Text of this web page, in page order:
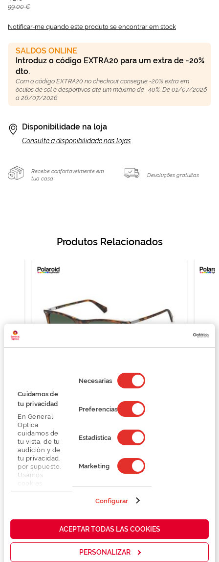
Cuidamos de
tu privacidad
En General
Optica
cuidamos de
tu vista, de tu
audición y de
tu privacidad,
por supuesto.
Usamos
propias y de
cómo mejorar
servicios y
de
consentimiento
Necesarias
Preferencias
Estadística
Marketing
Configurar
ACEPTAR TODAS LAS COOKIES
PERSONALIZAR
99,00 €
Notificar-me quando este produto se encontrar em stock
SALDOS ONLINE
Introduz o código EXTRA20 para um extra de -20%
dto.
Com o código EXTRA20 no checkout consegue -20% extra em
óculos de sol e desportivos até um máximo de -40%. De 01/07/2026
a 26/07/2026.
Disponibilidade na loja
Consulte a disponibilidade nas lojas
Recebe confortavelmente em
tua casa
Devoluções gratuitas
Produtos Relacionados
Polaroid PLD2109/S
59,25 €